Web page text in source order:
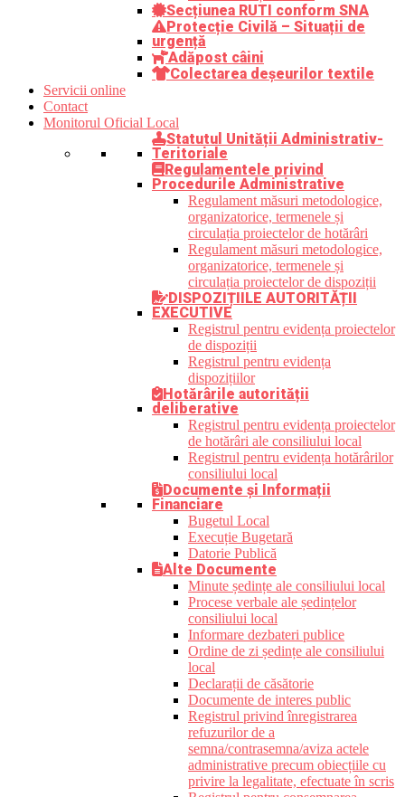
Secțiunea RUTI conform SNA
Protecție Civilă – Situații de
urgență
Adăpost câini
Colectarea deșeurilor textile
Servicii online
Contact
Monitorul Oficial Local
Statutul Unității Administrativ-
Teritoriale
Regulamentele privind
Procedurile Administrative
Regulament măsuri metodologice,
organizatorice, termenele și
circulația proiectelor de hotărâri
Regulament măsuri metodologice,
organizatorice, termenele și
circulația proiectelor de dispoziții
DISPOZIȚIILE AUTORITĂȚII
EXECUTIVE
Registrul pentru evidența proiectelor
de dispoziții
Registrul pentru evidența
dispozițiilor
Hotărârile autorității
deliberative
Registrul pentru evidența proiectelor
de hotărâri ale consiliului local
Registrul pentru evidența hotărârilor
consiliului local
Documente și Informații
Financiare
Bugetul Local
Execuție Bugetară
Datorie Publică
Alte Documente
Minute ședințe ale consiliului local
Procese verbale ale ședințelor
consiliului local
Informare dezbateri publice
Ordine de zi ședințe ale consiliului
local
Declarații de căsătorie
Documente de interes public
Registrul privind înregistrarea
refuzurilor de a
semna/contrasemna/aviza actele
administrative precum obiecțiile cu
privire la legalitate, efectuate în scris